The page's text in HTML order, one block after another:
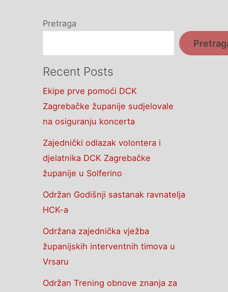
Pretraga
Recent Posts
Ekipe prve pomoći DCK
Zagrebačke županije sudjelovale
na osiguranju koncerta
Zajednički odlazak volontera i
djelatnika DCK Zagrebačke
županije u Solferino
Održan Godišnji sastanak ravnatelja
HCK-a
Održana zajednička vježba
županijskih interventnih timova u
Vrsaru
Održan Trening obnove znanja za